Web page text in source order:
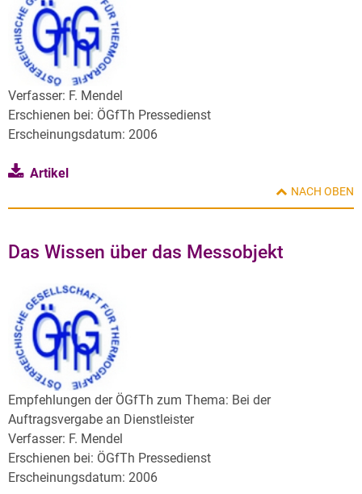
Verfasser: F. Mendel
Erschienen bei: ÖGfTh Pressedienst
Erscheinungsdatum: 2006
Artikel
NACH OBEN
Das Wissen über das Messobjekt
Empfehlungen der ÖGfTh zum Thema: Bei der
Auftragsvergabe an Dienstleister
Verfasser: F. Mendel
Erschienen bei: ÖGfTh Pressedienst
Erscheinungsdatum: 2006